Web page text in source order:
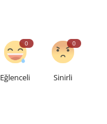
0
Eğlenceli
0
Sinirli